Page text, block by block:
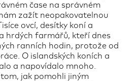
čase na správném
zažít neopakovatelnou
ovcí, desítky koní a
hrdých farmářů, kteří dnes
ranních hodin, protože od
O islandských koních a
a napovídalo mnoho.
tom, jak pomohli jiným